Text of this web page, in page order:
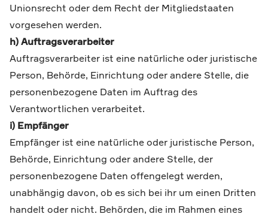
Unionsrecht oder dem Recht der Mitgliedstaaten
vorgesehen werden.
h) Auftragsverarbeiter
Auftragsverarbeiter ist eine natürliche oder juristische
Person, Behörde, Einrichtung oder andere Stelle, die
personenbezogene Daten im Auftrag des
Verantwortlichen verarbeitet.
i) Empfänger
Empfänger ist eine natürliche oder juristische Person,
Behörde, Einrichtung oder andere Stelle, der
personenbezogene Daten offengelegt werden,
unabhängig davon, ob es sich bei ihr um einen Dritten
handelt oder nicht. Behörden, die im Rahmen eines